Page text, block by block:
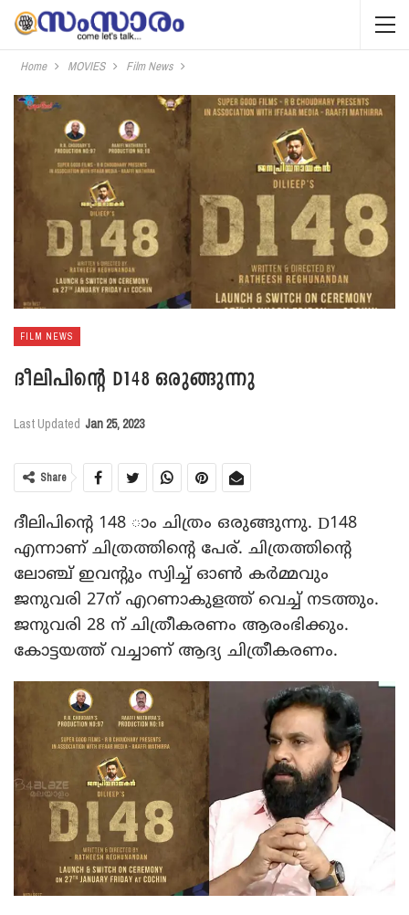
Home MOVIES Film News
FILM NEWS
ദീലിപിന്റെ D148 ഒരുങ്ങുന്നു
Last Updated Jan 25, 2023
Share
ദീലിപിന്റെ 148 ാം ചിത്രം ഒരുങ്ങുന്നു. D148
എന്നാണ് ചിത്രത്തിന്റെ പേര്. ചിത്രത്തിന്റെ
ലോഞ്ച് ഇവന്റും സ്വിച്ച് ഓൺ കർമ്മവും
ജനുവരി 27ന് എറണാകുളത്ത് വെച്ച് നടത്തും.
ജനുവരി 28 ന് ചിത്രീകരണം ആരംഭിക്കും.
കോട്ടയത്ത് വച്ചാണ് ആ​ദ്യ ചിത്രീകരണം.